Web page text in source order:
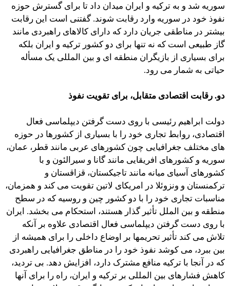
سوریه شد و به ترکیه و ایران میدان داد تا برای گسترش حوزه
نفوذ خود در سوریه وارد رقابت شوند. گفتنی است این رقابت
بیشتر در مناطقی جریان دارد که دارای کالاهای راهبردی مانند
گاز طبیعی است که نه تنها برای دو کشور ترکیه و ایران بلکه
برای بسیاری از بازیگران منطقه ای و بین المللی یک مسأله
حیاتی به شمار می رود.
دو. رقابت اقتصادی متقابل، برای تقویت نفوذ
دولت ابراهیم رئیسی با روی دست گرفتن دیپلماسی فعال
اقتصادی، روابط تجاری خود را با بسیاری از کشورها در حوزه
های مختلف جغرافیایی چون کشورهای عربی مانند قطر، عمان،
سوریه و کشورهای افریقایی مانند گانا و سیرالئون و با
کشورهای آسیای میانه مانند تاجیکستان، قزاقستان و
ترکمنستان و ونزوئلا در امریکای لاتین تقویت می کند و همزمان،
مناسبات تجاری خود را با دو کشور چین و روسیه که در سطح
منطقه و بین الملل تأثیر گذار هستند، استحکام می بخشد. ایران
با روی دست گرفتن دیپلماسی فعال اقتصادی علاوه بر آنکه
تلاش می کند تأثیر تحریمها بر اوضاع داخلی را برای همیشه از
بین ببرد، می کوشد نفوذ خود را در مناطق جغرافیایی راهبردی
که در آنجا با ترکیه منافع مشترک دارد، افزایش دهد. بی تردید،
کاهش فشارهای بین المللی بر ترکیه و ایران، راه را برای آنها